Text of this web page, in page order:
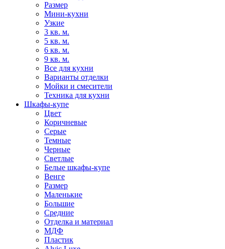
Размер
Мини-кухни
Узкие
3 кв. м.
5 кв. м.
6 кв. м.
9 кв. м.
Все для кухни
Варианты отделки
Мойки и смесители
Техника для кухни
Шкафы-купе
Цвет
Коричневые
Серые
Темные
Черные
Светлые
Белые шкафы-купе
Венге
Размер
Маленькие
Большие
Средние
Отделка и материал
МДФ
Пластик